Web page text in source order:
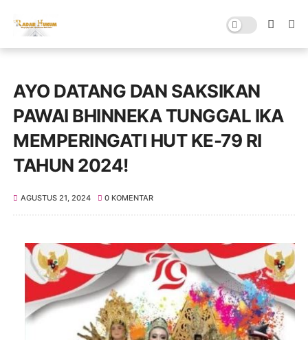
AYO DATANG DAN SAKSIKAN
PAWAI BHINNEKA TUNGGAL IKA
MEMPERINGATI HUT KE-79 RI
TAHUN 2024!
AGUSTUS 21, 2024 0 KOMENTAR